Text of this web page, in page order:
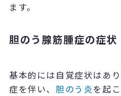
ます。
胆のう腺筋腫症の症状
基本的には自覚症状はあり
症を伴い、 胆のう炎を起